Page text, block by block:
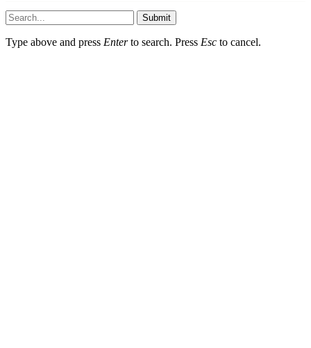
Submit
Type above and press Enterto search. Press Esc to cancel.